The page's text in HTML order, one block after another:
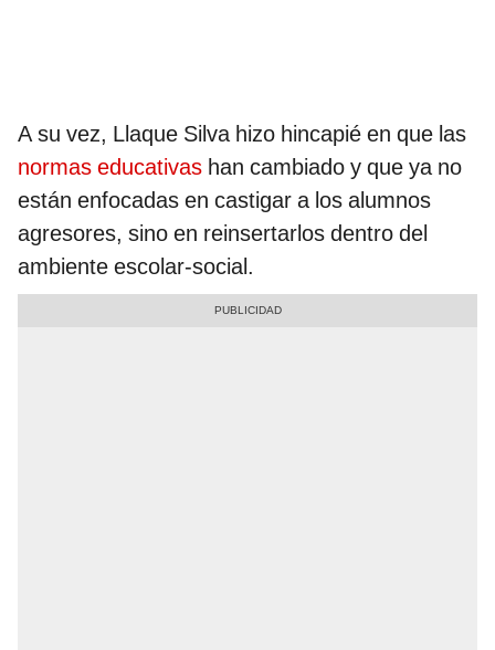
A su vez, Llaque Silva hizo hincapié en que las
normas educativas han cambiado y que ya no
están enfocadas en castigar a los alumnos
agresores, sino en reinsertarlos dentro del
ambiente escolar-social.